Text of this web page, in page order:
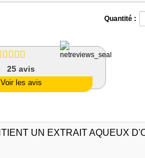
Quantité :
25avis
Voir les avis
UN EXTRAIT AQUEUX